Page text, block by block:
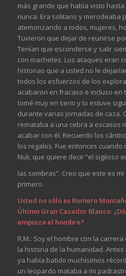
más grande que había visto
nunca. Era solitario y merodeaba
atemorizando a todos, mujeres,
Tuvieron que dejar de reunirse
Tenían que esconderse y salir
con machetes. Los ataques eran
historias que a usted no le
todos los esfuerzos de los
acabaron en fracaso e incluso en
tomé muy en serio y lo estuve
durante varias jornadas de caza.
remataba a una cebra a escasos
acabar con él. Recuerdo los
los regalos. Fue entonces
Nuli, que quiere decir “el sigiloso
las sombras”. Creo que este es
primero.
Usted no sólo es Romero
Último Gran Cazador Blanco.
empieza el hombre?
R.M.: Soy el hombre con la
la historia de la humanidad.
ya había batido muchísimos
un leopardo mataba a mi